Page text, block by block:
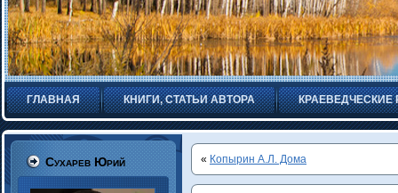
ГЛАВНАЯ КНИГИ, СТАТЬИ АВТОРА
Сухарев Юрий « Копырин А.Л. Дома